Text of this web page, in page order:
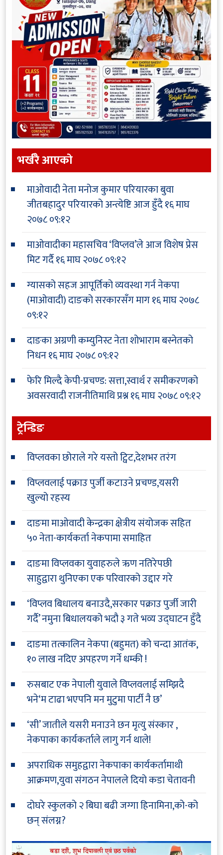
भर्खरै आएकाे
माओवादी नेता मनोज कुमार परियारका बुवा
जीतबहादुर परियारको अन्त्येष्टि आज हुँदै१६ माघ
२०७८ ०९:१२
माओवादीका महासचिव ‘विप्लव’ले आज विशेष प्रेस
मिट गर्दै१६ माघ २०७८ ०९:१२
ग्यासको सहज आपूर्तिको व्यवस्था गर्न नेकपा
(माओवादी) दाङको सरकारसँग माग१६ माघ २०७८
०९:१२
दाङका अग्रणी कम्युनिस्ट नेता शोभाराम बस्नेतको
निधन१६ माघ २०७८ ०९:१२
फेरि मिल्दै केपी-प्रचण्ड: सत्ता,स्वार्थ र समीकरणको
अवसरवादी राजनीतिमाथि प्रश्न१६ माघ २०७८ ०९:१२
ट्रेन्डिङ
विप्लवका छोराले गरे यस्तो ट्विट,देशभर तरंग
विप्लवलाई पक्राउ पुर्जी कटाउने प्रचण्ड,यसरी
खुल्यो रहस्य
दाङमा माओवादी केन्द्रका क्षेत्रीय संयोजक सहित
५० नेता-कार्यकर्ता नेकपामा समाहित
दाङमा विप्लवका युवाहरुले ऋण नतिरेपछी
साहुद्वारा थुनिएका एक परिवारको उद्दार गरे
‘विप्लव बिधालय बनाउदै,सरकार पक्राउ पुर्जी जारी
गर्दै’ नमुना बिधालयको भदौ ३ गते भव्य उद्घाटन हुँदै
दाङमा तत्कालिन नेकपा (बहुमत) को चन्दा आतंक,
१० लाख नदिए अपहरण गर्ने धम्की !
रुसबाट एक नेपाली युवाले विप्लवलाई सम्झिदै
भने‘म टाढा भएपनि मन मुटुमा पार्टी नै छ’
‘सी’ जातीले यसरी मनाउने छन मृत्यु संस्कार ,
नेकपाका कार्यकर्ताले लागु गर्न थाले!
अपराधिक समुहद्वारा नेकपाका कार्यकर्तामाथी
आक्रमण,युवा संगठन नेपालले दियो कडा चेतावनी
दोघरे स्कुलको २ बिघा बढी जग्गा हिनामिना,को-को
छन् संलग्न?